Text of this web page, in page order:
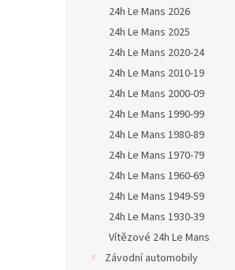
24h Le Mans 2026
24h Le Mans 2025
24h Le Mans 2020-24
24h Le Mans 2010-19
24h Le Mans 2000-09
24h Le Mans 1990-99
24h Le Mans 1980-89
24h Le Mans 1970-79
24h Le Mans 1960-69
24h Le Mans 1949-59
24h Le Mans 1930-39
Vítězové 24h Le Mans
Závodní automobily